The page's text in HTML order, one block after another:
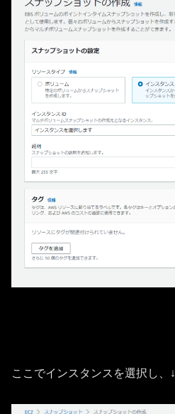
ここでインスタンスを選択し、↓